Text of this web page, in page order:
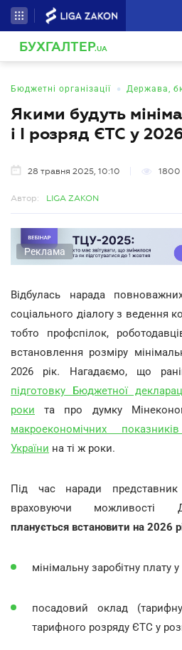
БУХГАЛТЕР.UA
Бюджетні організації • Держава,
Якими будуть
і І розряд ЄТС у
28 травня 2025, 10:10 1800
Автор: LIGA ZAKON
Реклама
Відбулась нарада
соціального діалогу з ведення
тобто профспілок,
встановлення розміру
2026 рік. Нагадаємо, що
підготовку Бюджетної
роки та про думку
макроекономічних
України на ті ж роки.
Під час наради
враховуючи можливості
планується встановити на 2026
мінімальну заробітну плату
посадовий оклад
тарифного розряду ЄТС у